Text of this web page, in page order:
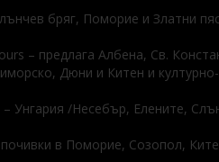
бряг, Поморие и Златни
– предлага Албена, Св.
Дюни и Китен и
Унгария /Несебър, Елените,
в Поморие, Созопол,